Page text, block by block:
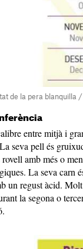
de la pera blanquilla
entre mitjà i
seva pell és
rovell amb més o
La seva carn
un regust àcid.
la segona o